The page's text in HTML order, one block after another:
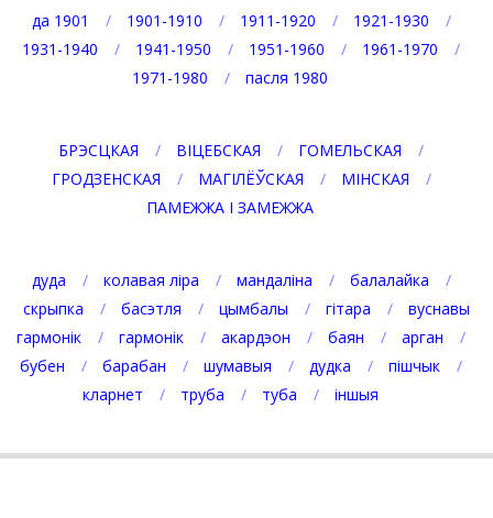
да 1901 1901-1910 1911-1920
1921-1930
1931-1940
1941-1950 1951-1960
1961-1970
1971-1980
пасля 1980
БРЭСЦКАЯ ВІЦЕБСКАЯ
ГОМЕЛЬСКАЯ
ГРОДЗЕНСКАЯ
МАГІЛЁЎСКАЯ
МІНСКАЯ
ПАМЕЖЖА І ЗАМЕЖЖА
дуда колавая ліра мандаліна
балалайка
скрыпка
басэтля цымбалы гітара
вуснавы
гармонік
гармонік акардэон баян
арган
бубен
барабан шумавыя дудка
пішчык
кларнет
труба туба іншыя